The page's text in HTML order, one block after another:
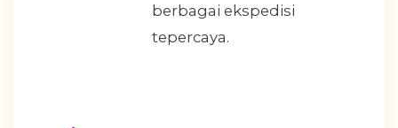
berbagai ekspedisi
tepercaya.